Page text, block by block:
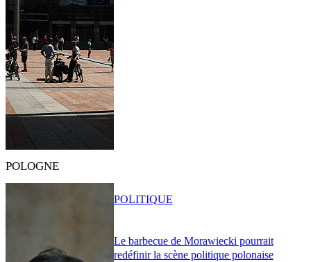
POLOGNE
Le barbecue de Morawiecki pourrait
redéfinir la scène politique polonaise
POLITIQUE